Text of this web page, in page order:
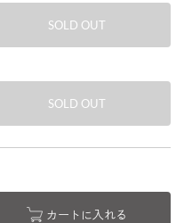
SOLD OUT
SOLD OUT
カートに入れる